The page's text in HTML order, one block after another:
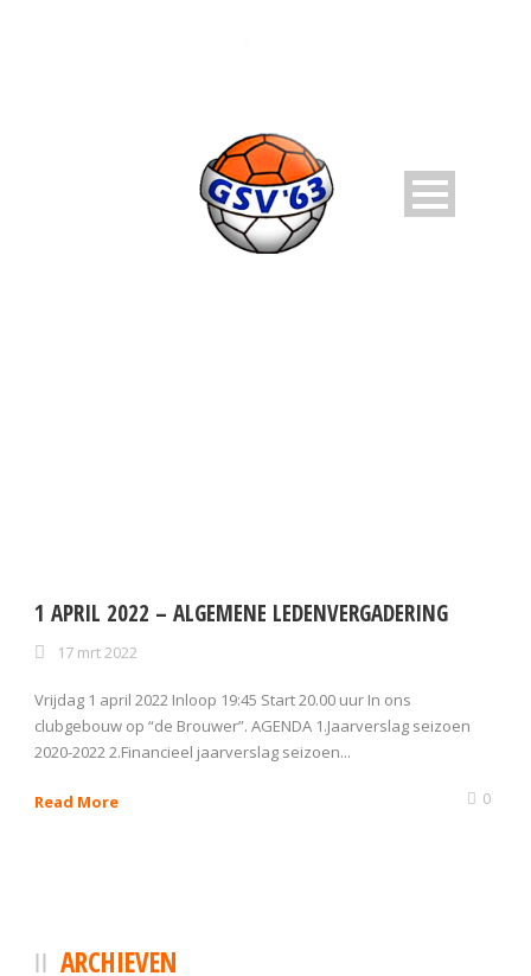
1 APRIL 2022 – ALGEMENE LEDENVERGADERING
17 mrt 2022
Vrijdag 1 april 2022 Inloop 19:45 Start 20.00 uur In ons
clubgebouw op “de Brouwer”. AGENDA 1.Jaarverslag seizoen
2020-2022 2.Financieel jaarverslag seizoen...
Read More 0
ARCHIEVEN